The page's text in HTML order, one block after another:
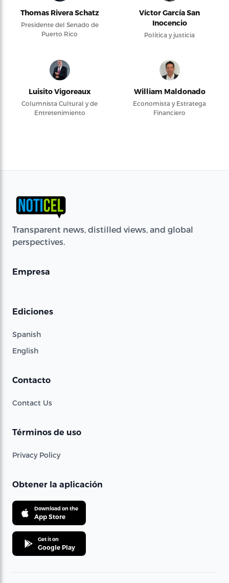
Thomas Rivera Schatz
Presidente del Senado de
Puerto Rico
Víctor García San
Inocencio
Política y justicia
Luisito Vigoreaux
Columnista Cultural y de
Entretenimiento
William Maldonado
Economista y Estratega
Financiero
Transparent news, distilled views, and global
perspectives.
Empresa
Ediciones
Spanish
English
Contacto
Contact Us
Términos de uso
Privacy Policy
Obtener la aplicación
Download on the
App Store
Get it on
Google Play